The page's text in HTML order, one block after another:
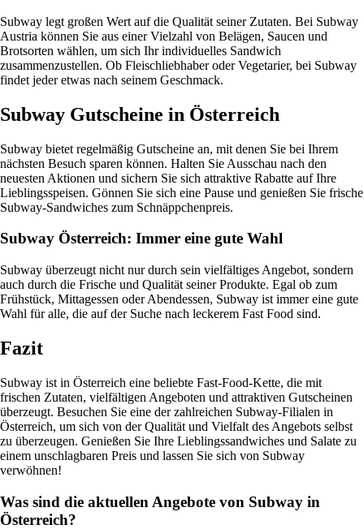
Subway legt großen Wert auf die Qualität seiner Zutaten. Bei Subway
Austria können Sie aus einer Vielzahl von Belägen, Saucen und
Brotsorten wählen, um sich Ihr individuelles Sandwich
zusammenzustellen. Ob Fleischliebhaber oder Vegetarier, bei Subway
findet jeder etwas nach seinem Geschmack.
Subway Gutscheine in Österreich
Subway bietet regelmäßig Gutscheine an, mit denen Sie bei Ihrem
nächsten Besuch sparen können. Halten Sie Ausschau nach den
neuesten Aktionen und sichern Sie sich attraktive Rabatte auf Ihre
Lieblingsspeisen. Gönnen Sie sich eine Pause und genießen Sie frische
Subway-Sandwiches zum Schnäppchenpreis.
Subway Österreich: Immer eine gute Wahl
Subway überzeugt nicht nur durch sein vielfältiges Angebot, sondern
auch durch die Frische und Qualität seiner Produkte. Egal ob zum
Frühstück, Mittagessen oder Abendessen, Subway ist immer eine gute
Wahl für alle, die auf der Suche nach leckerem Fast Food sind.
Fazit
Subway ist in Österreich eine beliebte Fast-Food-Kette, die mit
frischen Zutaten, vielfältigen Angeboten und attraktiven Gutscheinen
überzeugt. Besuchen Sie eine der zahlreichen Subway-Filialen in
Österreich, um sich von der Qualität und Vielfalt des Angebots selbst
zu überzeugen. Genießen Sie Ihre Lieblingssandwiches und Salate zu
einem unschlagbaren Preis und lassen Sie sich von Subway
verwöhnen!
Was sind die aktuellen Angebote von Subway in
Österreich?